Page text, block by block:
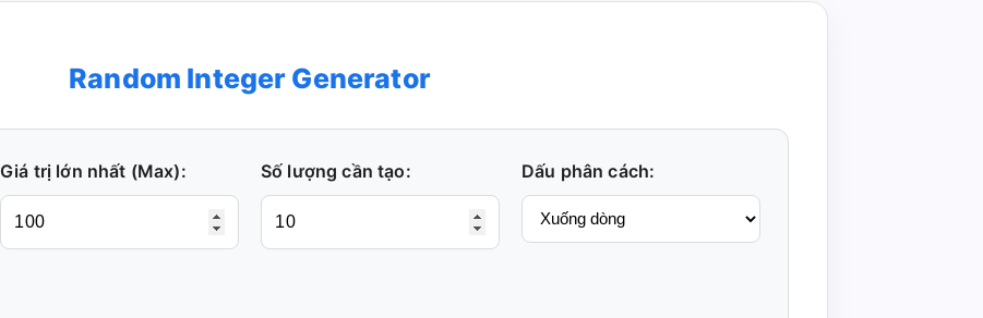
Random Integer Generator
Giá trị lớn nhất (Max): Số lượng cần tạo: Dấu phân cách: